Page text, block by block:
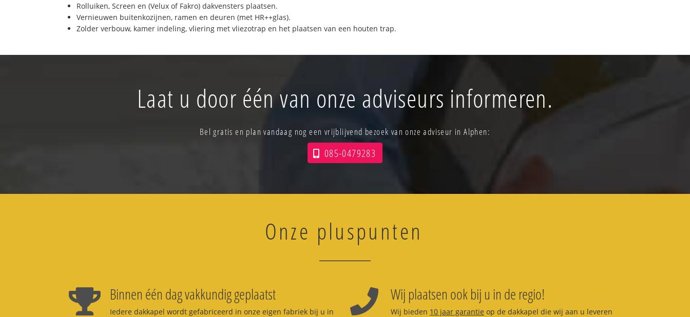
Rolluiken, Screen en (Velux of Fakro) dakvensters plaatsen.
Vernieuwen buitenkozijnen, ramen en deuren (met HR++glas).
Zolder verbouw, kamer indeling, vliering met vliezotrap en het plaatsen van een houten trap.
Laat u door één van onze adviseurs informeren.
Bel gratis en plan vandaag nog een vrijblijvend bezoek van onze adviseur in Alphen:
085-0479283
Onze pluspunten
Binnen één dag vakkundig geplaatst
Iedere dakkapel wordt gefabriceerd in onze eigen fabriek bij u in
Wij plaatsen ook bij u in de regio!
Wij bieden 10 jaar garantie op de dakkapel die wij aan u leveren